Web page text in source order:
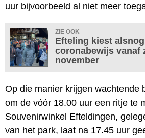
uur bijvoorbeeld al niet meer
ZIE OOK
Efteling kiest
coronabewijs vanaf
november
Op die manier krijgen wachtende
om de vóór 18.00 uur een ritje te
Souvenirwinkel Efteldingen,
van het park, laat na 17.45 uur